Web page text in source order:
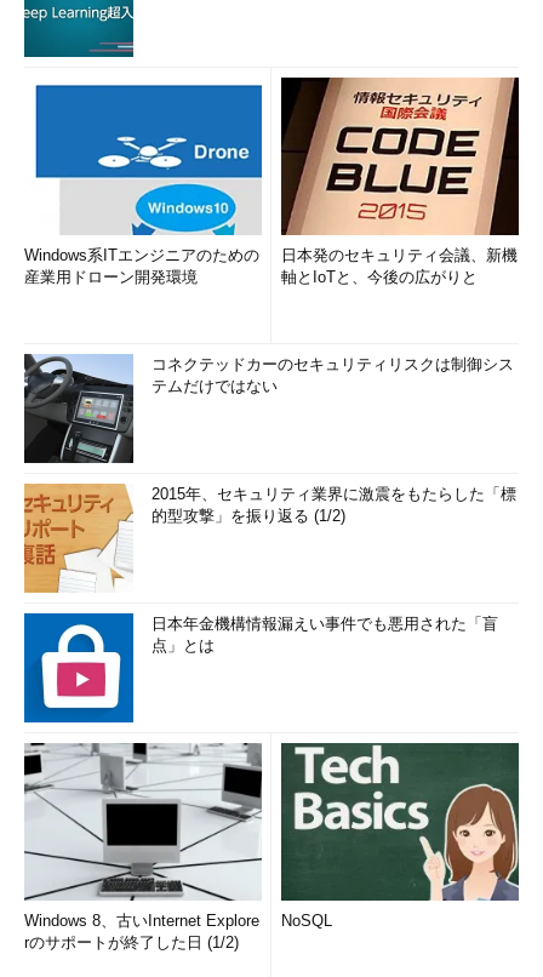
Windows系ITエンジニアのための
産業用ドローン開発環境
日本発のセキュリティ会議、新機
軸とIoTと、今後の広がりと
コネクテッドカーのセキュリティリスクは制御シス
テムだけではない
2015年、セキュリティ業界に激震をもたらした「標
的型攻撃」を振り返る (1/2)
日本年金機構情報漏えい事件でも悪用された「盲
点」とは
Windows 8、古いInternet Explore
rのサポートが終了した日 (1/2)
NoSQL